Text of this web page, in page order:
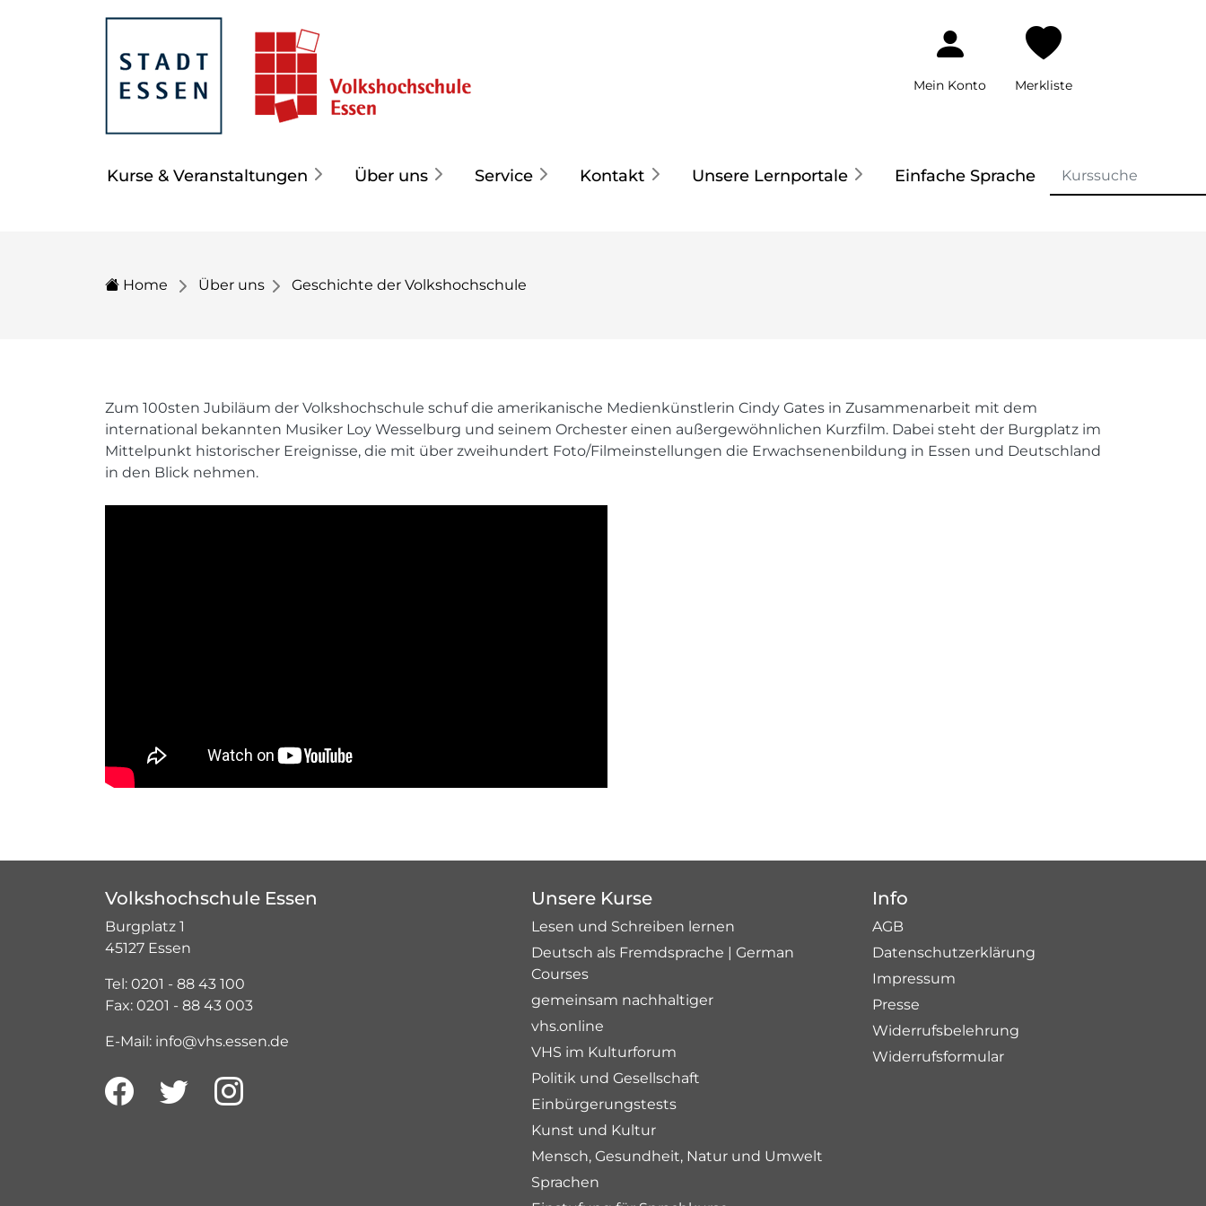
Mein Konto Merkliste
Kurse & Veranstaltungen Über uns Service Kontakt Unsere Lernportale Einfache Sprache
Home Über uns Geschichte der Volkshochschule
Zum 100sten Jubiläum der Volkshochschule schuf die amerikanische Medienkünstlerin Cindy Gates in Zusammenarbeit mit dem
international bekannten Musiker Loy Wesselburg und seinem Orchester einen außergewöhnlichen Kurzfilm. Dabei steht der Burgplatz im
Mittelpunkt historischer Ereignisse, die mit über zweihundert Foto/Filmeinstellungen die Erwachsenenbildung in Essen und Deutschland
in den Blick nehmen.
Volkshochschule Essen
Burgplatz 1
45127 Essen
Tel: 0201 - 88 43 100
Fax: 0201 - 88 43 003
E-Mail: info@vhs.essen.de
Unsere Kurse
Lesen und Schreiben lernen
Deutsch als Fremdsprache | German
Courses
gemeinsam nachhaltiger
vhs.online
VHS im Kulturforum
Politik und Gesellschaft
Einbürgerungstests
Kunst und Kultur
Mensch, Gesundheit, Natur und Umwelt
Sprachen
Info
AGB
Datenschutzerklärung
Impressum
Presse
Widerrufsbelehrung
Widerrufsformular